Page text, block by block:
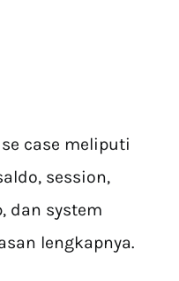
case meliputi
session,
dan system
lengkapnya.